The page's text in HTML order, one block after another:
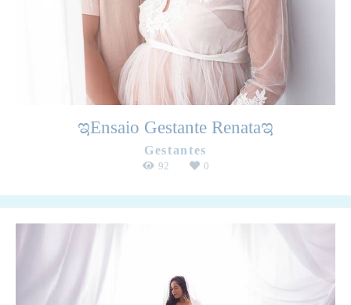
ಇEnsaio Gestante Renataಇ
Gestantes
92 0